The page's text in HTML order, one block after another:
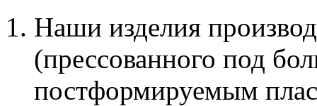
Наши изделия
(прессованного под
постформируемым